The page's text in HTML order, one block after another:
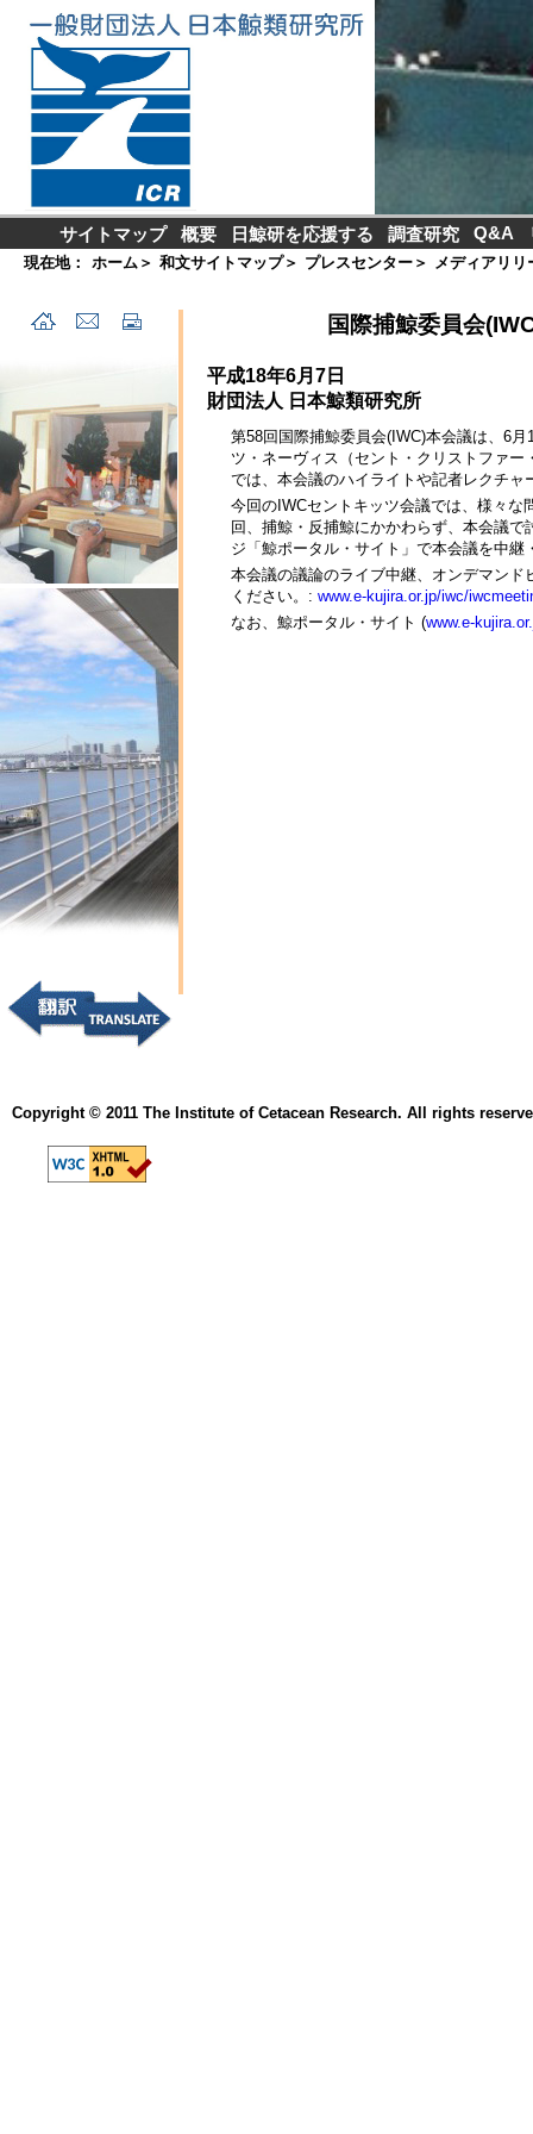
サイトマップ 概要 日鯨研を応援する 調査研究 Q&A
現在地： ホーム ＞ 和文サイトマップ＞ プレスセンター ＞ メディアリリ
国際捕鯨委員会
平成18年6月7日
財団法人 日本鯨類研究所
第58回国際捕鯨委員会(IWC)本会議は、6
ツ・ネーヴィス（セント・クリストファ
では、本会議のハイライトや記者レクチャ
今回のIWCセントキッツ会議では、様々
回、捕鯨・反捕鯨にかかわらず、本会議
ジ「鯨ポータル・サイト」で本会議を中継
本会議の議論のライブ中継、オンデマン
ください。: www.e-kujira.or.jp/iwc/
なお、鯨ポータル・サイト (www.e-
Copyright © 2011 The Institute of Cetacean Research. All rights